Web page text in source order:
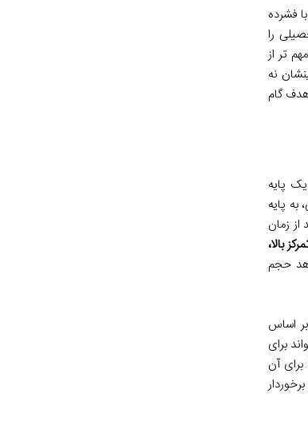
فشرده
را
تر از
نه
هدف گام
پایه
پایه
از زمان
بالا،
حجم
اساس
برای
آن